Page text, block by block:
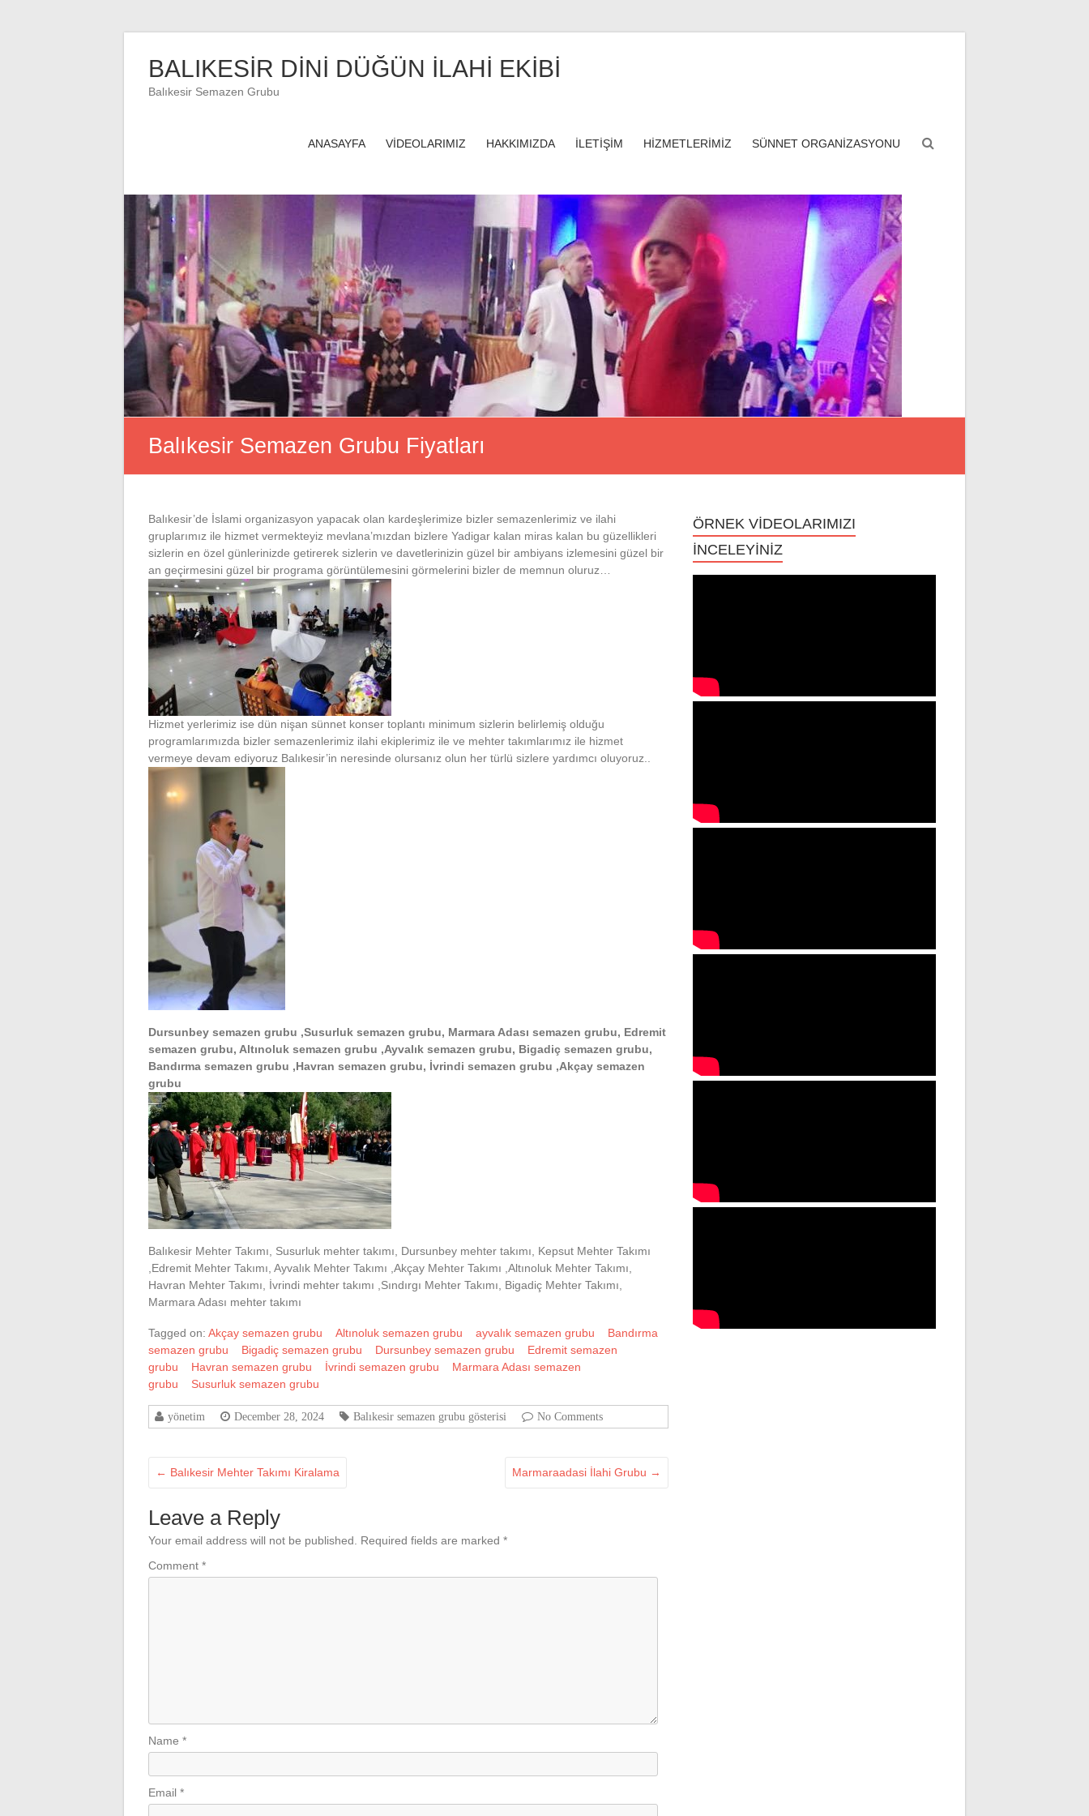
contentBALIKESİR DİNİ DÜĞÜN İLAHİ EKİBİ
Balıkesir Semazen Grubu
ANASAYFA VİDEOLARIMIZ HAKKIMIZDA İLETİŞİM HİZMETLERİMİZ SÜNNET ORGANİZASYONU
Balıkesir Semazen Grubu Fiyatları
Balıkesir’de İslami organizasyon yapacak olan kardeşlerimize bizler semazenlerimiz ve ilahi
gruplarımız ile hizmet vermekteyiz mevlana’mızdan bizlere Yadigar kalan miras kalan bu güzellikleri
sizlerin en özel günlerinizde getirerek sizlerin ve davetlerinizin güzel bir ambiyans izlemesini güzel bir
an geçirmesini güzel bir programa görüntülemesini görmelerini bizler de memnun oluruz…
Hizmet yerlerimiz ise dün nişan sünnet konser toplantı minimum sizlerin belirlemiş olduğu
programlarımızda bizler semazenlerimiz ilahi ekiplerimiz ile ve mehter takımlarımız ile hizmet
vermeye devam ediyoruz Balıkesir’in neresinde olursanız olun her türlü sizlere yardımcı oluyoruz..
Dursunbey semazen grubu ,Susurluk semazen grubu, Marmara Adası semazen grubu, Edremit
semazen grubu, Altınoluk semazen grubu ,Ayvalık semazen grubu, Bigadiç semazen grubu,
Bandırma semazen grubu ,Havran semazen grubu, İvrindi semazen grubu ,Akçay semazen
grubu
Balıkesir Mehter Takımı, Susurluk mehter takımı, Dursunbey mehter takımı, Kepsut Mehter Takımı
,Edremit Mehter Takımı, Ayvalık Mehter Takımı ,Akçay Mehter Takımı ,Altınoluk Mehter Takımı,
Havran Mehter Takımı, İvrindi mehter takımı ,Sındırgı Mehter Takımı, Bigadiç Mehter Takımı,
Marmara Adası mehter takımı
Tagged on: Akçay semazen grubu Altınoluk semazen grubu ayvalık semazen grubu
Bandırma
semazen grubu
Bigadiç semazen grubu Dursunbey semazen grubu
Edremit semazen
grubu
Havran semazen grubu İvrindi semazen grubu
Marmara Adası semazen
grubu
Susurluk semazen grubu
yönetim December 28, 2024 Balıkesir semazen grubu gösterisi No Comments
← Balıkesir Mehter Takımı Kiralama Marmaraadasi İlahi Grubu →
Leave a Reply
Your email address will not be published. Required fields are marked *
Comment *
Name *
Email *
ÖRNEK VİDEOLARIMIZI
İNCELEYİNİZ